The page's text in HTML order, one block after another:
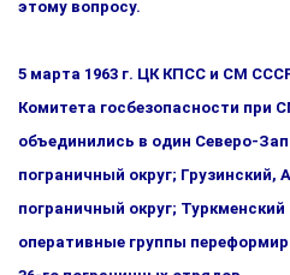
этому вопросу.
5 марта 1963 г. ЦК КПСС и СМ
Комитета госбезопасности при
объединились в один Северо-
пограничный округ;
пограничный округ;
оперативные группы